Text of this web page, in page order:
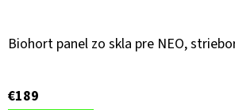
Biohort panel zo skla pre NEO,
€189